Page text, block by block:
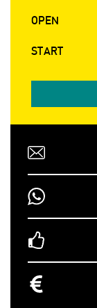
OPEN
START